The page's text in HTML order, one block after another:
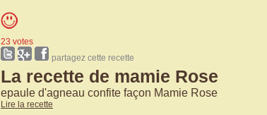
23 votes
partagez cette recette
La recette de mamie Rose
epaule d'agneau confite façon Mamie Rose
Lire la recette